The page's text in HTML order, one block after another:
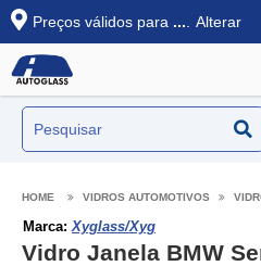
Preços válidos para ... Alterar
VIDROS AUTOMOTIVOS
Marca:Xyglass/Xyg
Vidro Janela BMW